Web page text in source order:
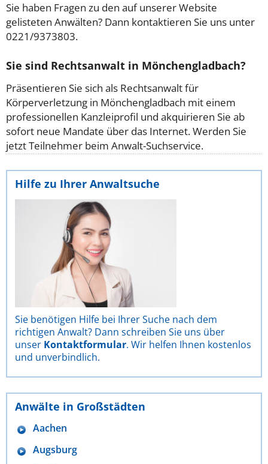
Sie haben Fragen zu den auf unserer Website
gelisteten Anwälten? Dann kontaktieren Sie uns unter
0221/9373803.
Sie sind Rechtsanwalt in Mönchengladbach?
Präsentieren Sie sich als Rechtsanwalt für
Körperverletzung in Mönchengladbach mit einem
professionellen Kanzleiprofil und akquirieren Sie ab
sofort neue Mandate über das Internet. Werden Sie
jetzt Teilnehmer beim Anwalt-Suchservice.
Hilfe zu Ihrer Anwaltsuche
Sie benötigen Hilfe bei Ihrer Suche nach dem
richtigen Anwalt? Dann schreiben Sie uns über
unser Kontaktformular. Wir helfen Ihnen kostenlos
und unverbindlich.
Anwälte in Großstädten
Aachen
Augsburg